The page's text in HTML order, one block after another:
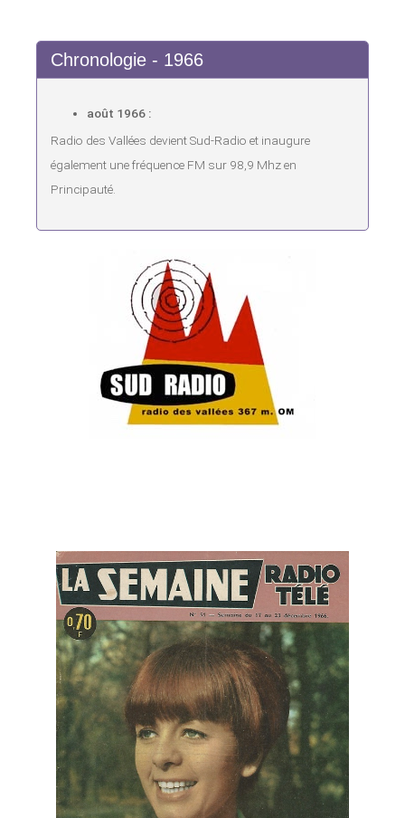
Chronologie - 1966
août 1966 :
Radio des Vallées devient Sud-Radio et inaugure
également une fréquence FM sur 98,9 Mhz en
Principauté.